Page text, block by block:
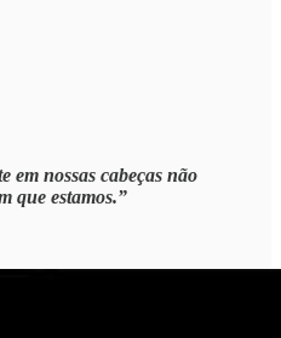
em nossas cabeças não
que estamos.”